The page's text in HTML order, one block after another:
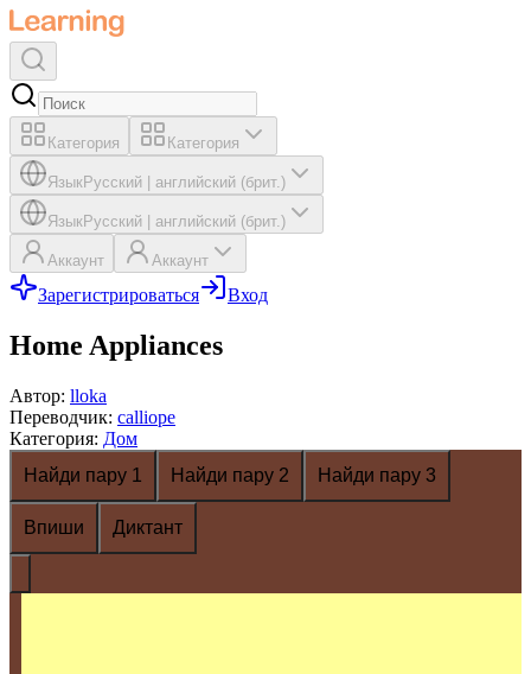
Категория Категория
ЯзыкРусский английский (брит.)
ЯзыкРусский английский (брит.)
Аккаунт Аккаунт
Зарегистрироваться Вход
Home Appliances
Автор: lloka
Переводчик: calliope
Категория: Дом
Найди пару 1
Найди пару 2 Найди пару 3
Впиши Диктант